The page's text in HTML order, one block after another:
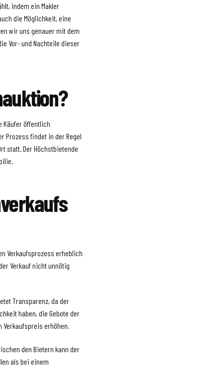
indem ein Makler
die Möglichkeit, eine
wir uns genauer mit dem
Vor- und Nachteile dieser
Käufer öffentlich
Prozess findet in der Regel
statt. Der Höchstbietende
Verkaufsprozess erheblich
Verkauf nicht unnötig
Transparenz, da der
haben, die Gebote der
Verkaufspreis erhöhen.
den Bietern kann der
als bei einem